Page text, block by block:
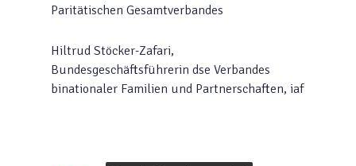
Paritätischen Gesamtverbandes
Hiltrud Stöcker-Zafari,
Bundesgeschäftsführerin dse Verbandes
binationaler Familien und Partnerschaften, iaf